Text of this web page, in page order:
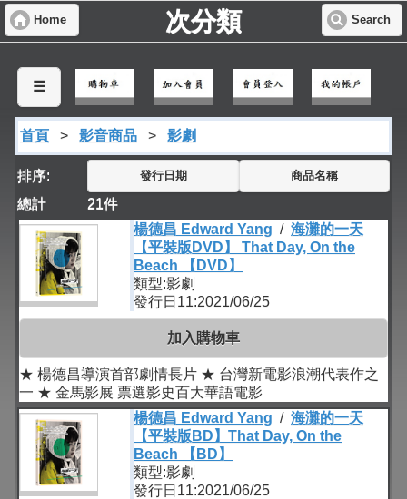
Home 次分類 Search
☰
首頁 > 影音商品 > 影劇
排序: 發行日期 商品名稱
總計 21件
楊德昌 Edward Yang / 海灘的一天
【平裝版DVD】 That Day, On the
Beach 【DVD】
類型:影劇
發行日11:2021/06/25
加入購物車
★ 楊德昌導演首部劇情長片 ★ 台灣新電影浪潮代表作之
一 ★ 金馬影展 票選影史百大華語電影
楊德昌 Edward Yang / 海灘的一天
【平裝版BD】That Day, On the
Beach 【BD】
類型:影劇
發行日11:2021/06/25